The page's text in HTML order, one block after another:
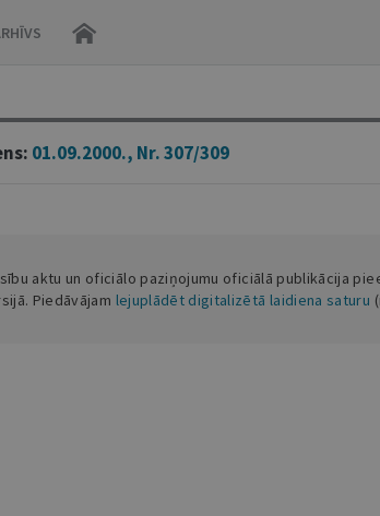
01.09.2000., Nr. 307/309
aktu un oficiālo paziņojumu oficiālā publikācija
Piedāvājam lejuplādēt digitalizētā laidiena saturu